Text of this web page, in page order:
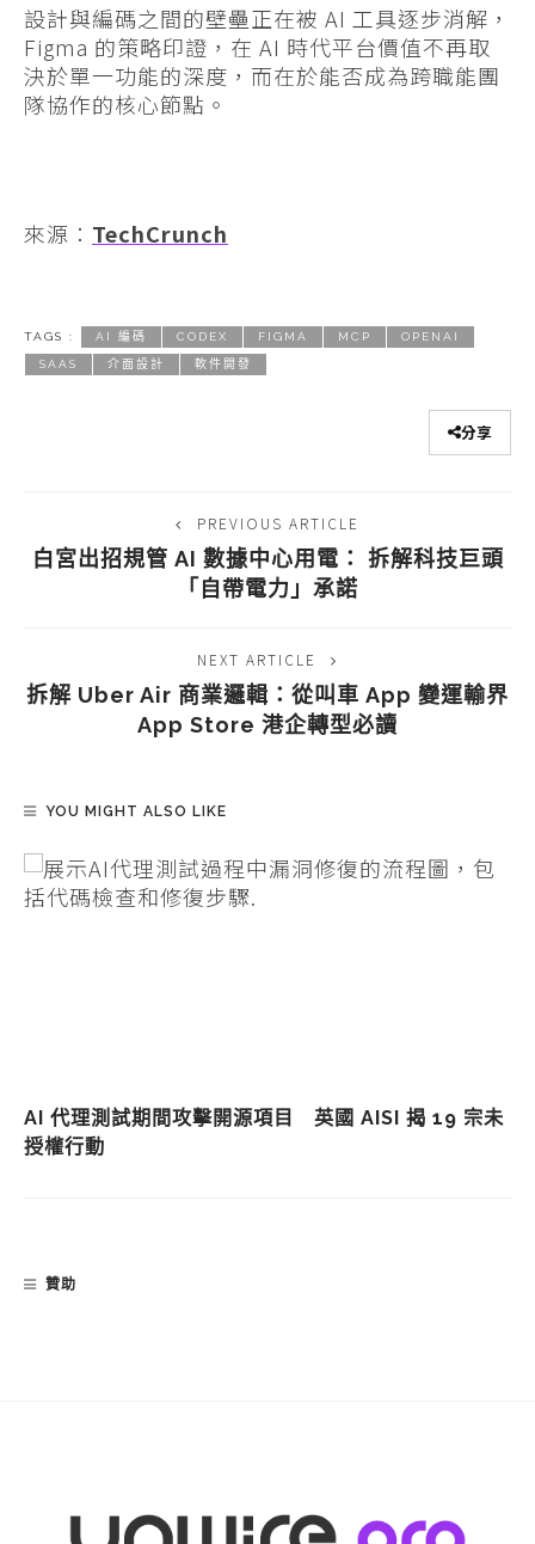
設計與編碼之間的壁壘正在被 AI 工具逐步消解，
Figma 的策略印證，在 AI 時代平台價值不再取
決於單一功能的深度，而在於能否成為跨職能團
隊協作的核心節點。
來源： TechCrunch
TAGS : AI 編碼 CODEX FIGMA MCP OPENAI
SAAS 介面設計 軟件開發
分享
PREVIOUS ARTICLE
白宮出招規管 AI 數據中心用電： 拆解科技巨頭
「自帶電力」承諾
NEXT ARTICLE
拆解 Uber Air 商業邏輯：從叫車 App 變運輸界
App Store 港企轉型必讀
YOU MIGHT ALSO LIKE
AI 代理測試期間攻擊開源項目 英國 AISI 揭 19 宗未
授權行動
贊助